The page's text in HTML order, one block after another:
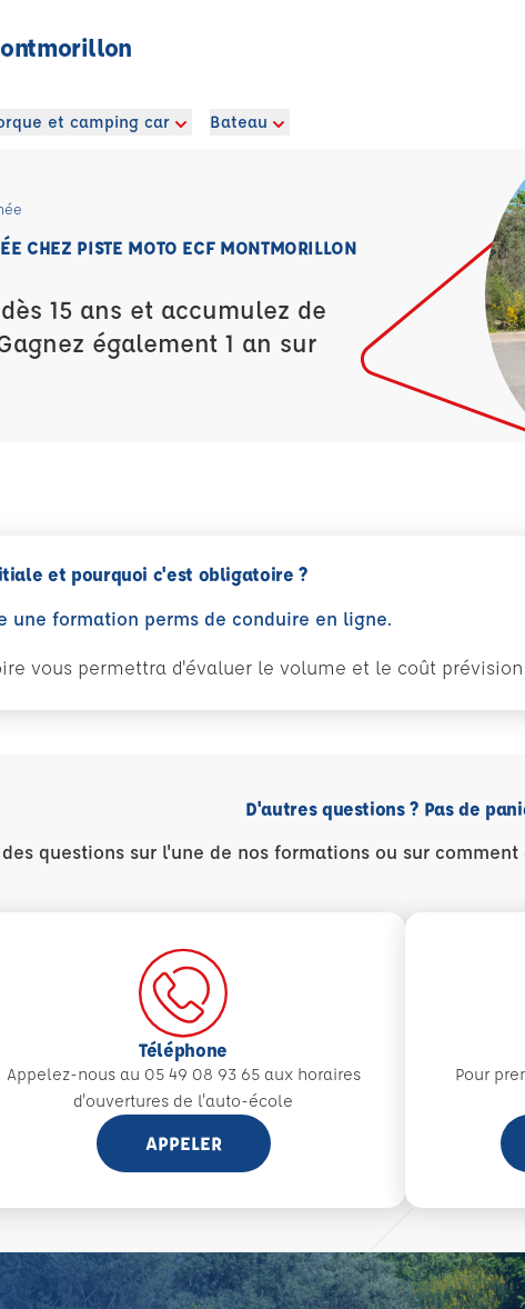
et camping car Bateau
CHEZ PISTE MOTO ECF MONTMORILLON
15 ans et accumulez de
également 1 an sur
et pourquoi c'est obligatoire ?
une formation perms de conduire en ligne.
vous permettra d'évaluer le volume et le coût
D'autres questions ? Pas de
questions sur l'une de nos formations ou sur
Téléphone
Appelez-nous au 05 49 08 93 65 aux horaires
d'ouvertures de l'auto-école
APPELER
Pour